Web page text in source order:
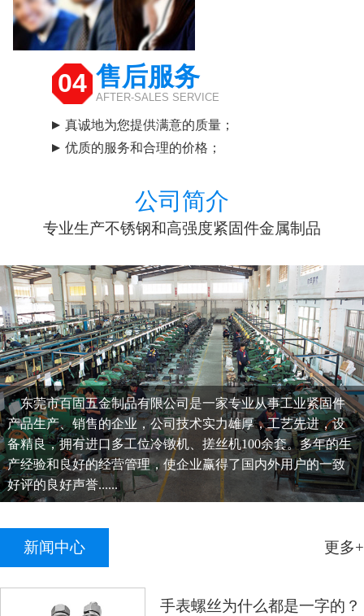
04 售后服务
AFTER-SALES SERVICE
真诚地为您提供满意的质量；
优质的服务和合理的价格；
公司简介
专业生产不锈钢和高强度紧固件金属制品
东莞市百固五金制品有限公司是一家专业从事工业紧固件
产品生产、销售的企业，公司技术实力雄厚，工艺先进，设
备精良，拥有进口多工位冷镦机、搓丝机100余套。多年的生
产经验和良好的经营管理，使企业赢得了国内外用户的一致
好评的良好声誉......
新闻中心 更多+
手表螺丝为什么都是一字的？